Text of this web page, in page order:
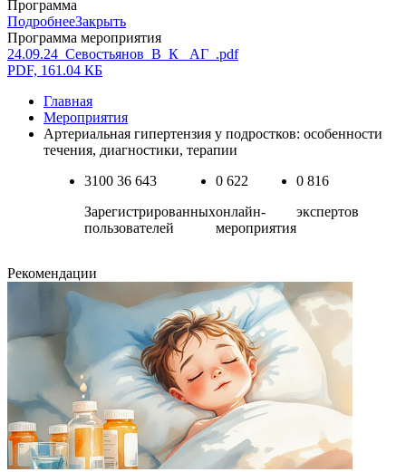
Программа
ПодробнееЗакрыть
Программа мероприятия
24.09.24_Севостьянов_В_К_ АГ_.pdf
PDF, 161.04 КБ
Главная
Мероприятия
Артериальная гипертензия у подростков: особенности
течения, диагностики, терапии
3100 36 643
Зарегистрированных
пользователей
0 622
онлайн-
мероприятия
0 816
экспертов
Рекомендации